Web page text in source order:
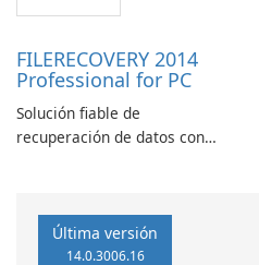
FILERECOVERY 2014
Professional for PC
Solución fiable de
recuperación de datos con
Última versión
14.0.3006.16